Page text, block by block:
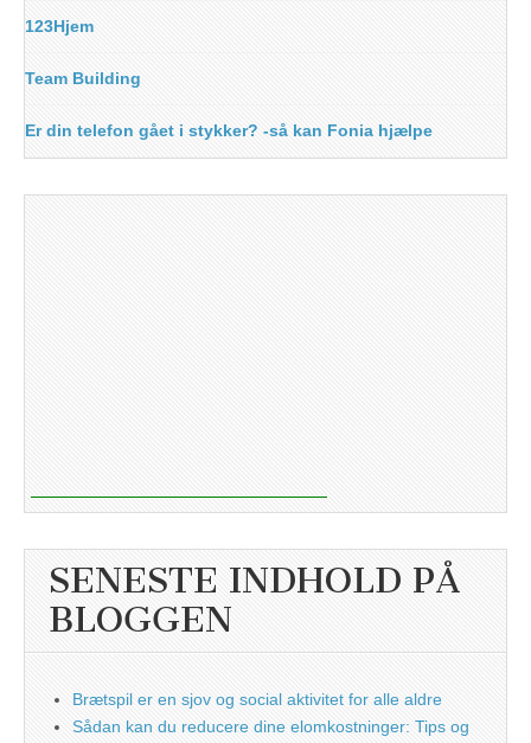
123Hjem
Team Building
Er din telefon gået i stykker? -så kan Fonia hjælpe
SENESTE INDHOLD PÅ
BLOGGEN
Brætspil er en sjov og social aktivitet for alle aldre
Sådan kan du reducere dine elomkostninger: Tips og